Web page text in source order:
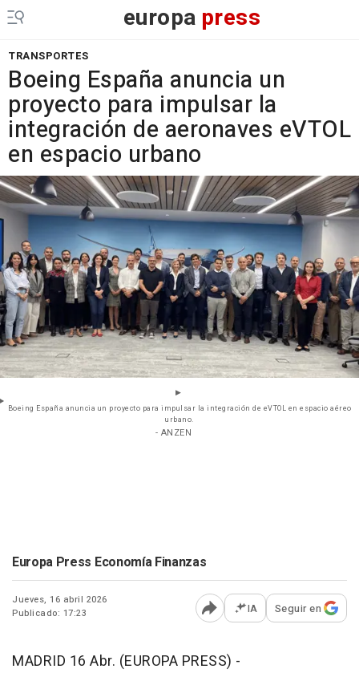
europa press
TRANSPORTES
Boeing España anuncia un
proyecto para impulsar la
integración de aeronaves eVTOL
en espacio urbano
Boeing España anuncia un proyecto para impulsar la integración de eVTOL en espacio aéreo
urbano.
- ANZEN
Europa Press Economía Finanzas
Jueves, 16 abril 2026
Publicado: 17:23
Abrir opciones para
IA Seguir en
MADRID 16 Abr. (EUROPA PRESS) -